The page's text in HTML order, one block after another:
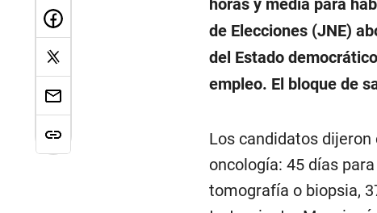
horas y media para
de Elecciones (JNE)
del Estado
empleo. El bloque de
Los candidatos
oncología: 45 días
tomografía o biopsia,